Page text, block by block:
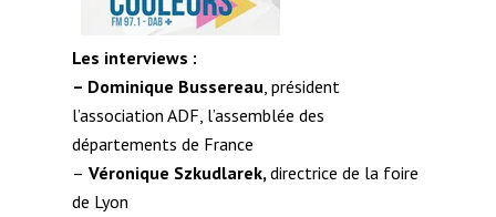
Les interviews :
– Dominique Bussereau , président
l’association ADF, l’assemblée des
départements de France
– Véronique Szkudlarek, directrice de la foire
de Lyon